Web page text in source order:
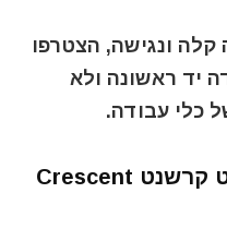
קלה ונגישה, הצטרפו
יד ראשונה ולא
כלי עבודה.
סט 5 יחידות פלאייר פטנט קרשנט Crescent